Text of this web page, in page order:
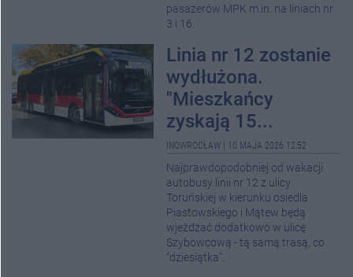
pasażerów MPK m.in. na liniach nr
3 i 16.
Linia nr 12 zostanie
wydłużona.
"Mieszkańcy
zyskają 15...
INOWROCŁAW 10 MAJA 2026 12:52
Najprawdopodobniej od wakacji
autobusy linii nr 12 z ulicy
Toruńskiej w kierunku osiedla
Piastowskiego i Mątew będą
wjeżdżać dodatkowo w ulicę
Szybowcową - tą samą trasą, co
"dziesiątka".